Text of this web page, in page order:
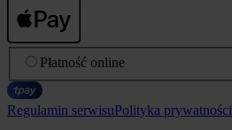
Płatność online
Regulamin serwisuPolityka prywatności